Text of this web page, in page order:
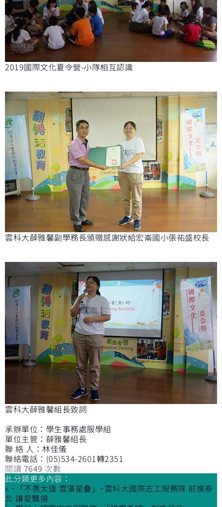
2019國際文化夏令營-小隊相互認識
雲科大薛雅馨副學務長頒贈感謝狀給宏崙國小張祐盛校長
雲科大薛雅馨組長致詞
承辦單位：學生事務處服學組
單位主管：薛雅馨組長
聯 絡 人：林佳儀
聯絡電話：(05)534-2601轉2351
閱讀 7649 次數
此分類更多內容：
« ~「不畏太遠 雲滿星疊」~雲科大國際志工服務隊 前進泰
北 讓愛飄揚